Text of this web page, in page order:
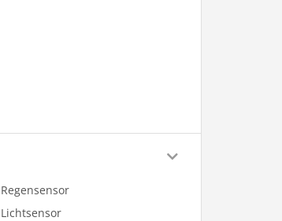
Regensensor
Lichtsensor